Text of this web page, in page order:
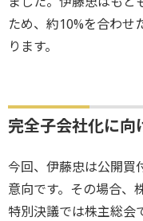
ため、約10%を合わせ
ります。
完全子会社化に向
今回、伊藤忠は公開買
意向です。その場合、
特別決議では株主総会